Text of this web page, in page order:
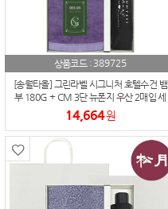
상품코드 : 389725
[송월타올] 그린라벨 시그니처 호텔수건 뱀
부 180G + CM 3단 뉴폰지 우산 2매입 세
트
14,664원